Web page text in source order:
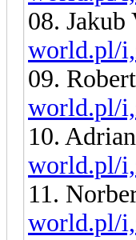
08.
world.pl/
09.
world.pl/
10.
world.pl/
11.
world.pl/